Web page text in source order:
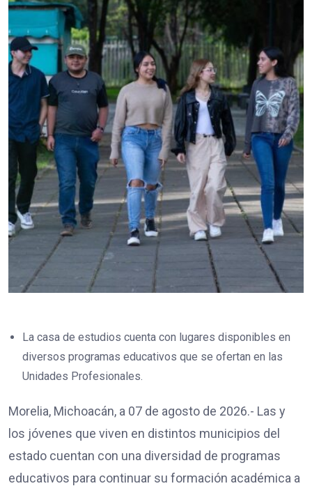
La casa de estudios cuenta con lugares disponibles en
diversos programas educativos que se ofertan en las
Unidades Profesionales.
Morelia, Michoacán, a 07 de agosto de 2026.- Las y
los jóvenes que viven en distintos municipios del
estado cuentan con una diversidad de programas
educativos para continuar su formación académica a